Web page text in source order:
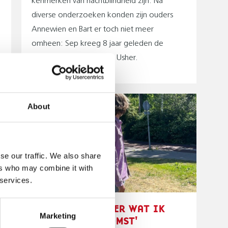
About
our traffic. We also share
who may combine it with
Marketing
diverse onderzoeken konden zijn ouders
Annewien en Bart er toch niet meer
omheen: Sep kreeg 8 jaar geleden de
diagnose Syndroom van Usher.
'IK WEET NU BETER WAT IK
WIL IN DE TOEKOMST'